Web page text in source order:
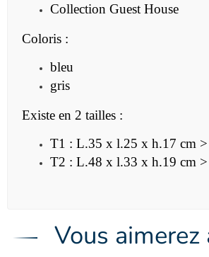
Collection Guest House
Coloris :
bleu
gris
Existe en 2 tailles :
T1 : L.35 x l.25 x h.17 cm
T2 : L.48 x l.33 x h.19 cm
Vous aimerez